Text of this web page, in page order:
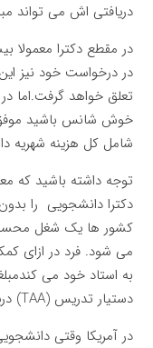
دریافتی اش می تواند مبلغ ۴ هزار دلار شهریه باقی مانده را
در مقطع دکترا معمولا
در درخواست خود نیز
تعلق خواهد گرفت.اما
خوش شانس باشید موفق
شامل کل هزینه شهریه
توجه داشته باشید که
دکترا دانشجویی را
کشور ها یک شغل
می شود. فرد در ازای
دستیار تدریس (TAA) دریافت می کند.
در آمریکا وقتی